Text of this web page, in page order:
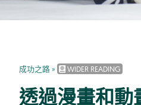
成功之路» WIDER READING
透過漫畫和動